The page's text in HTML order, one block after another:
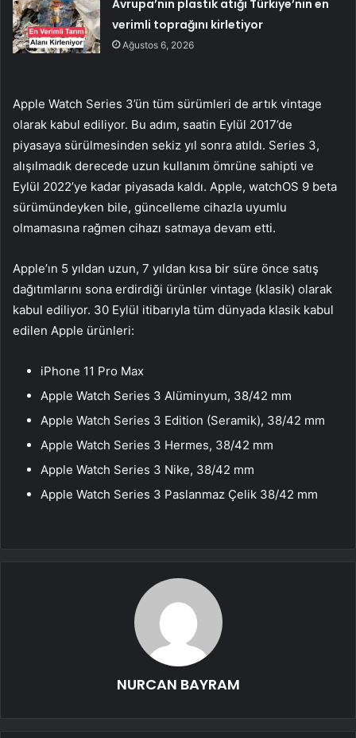
Avrupa’nın plastik atığı Türkiye’nin en
verimli toprağını kirletiyor
Ağustos 6, 2026
Apple Watch Series 3’ün tüm sürümleri de artık vintage
olarak kabul ediliyor. Bu adım, saatin Eylül 2017’de
piyasaya sürülmesinden sekiz yıl sonra atıldı. Series 3,
alışılmadık derecede uzun kullanım ömrüne sahipti ve
Eylül 2022’ye kadar piyasada kaldı. Apple, watchOS 9 beta
sürümündeyken bile, güncelleme cihazla uyumlu
olmamasına rağmen cihazı satmaya devam etti.
Apple’ın 5 yıldan uzun, 7 yıldan kısa bir süre önce satış
dağıtımlarını sona erdirdiği ürünler vintage (klasik) olarak
kabul ediliyor. 30 Eylül itibarıyla tüm dünyada klasik kabul
edilen Apple ürünleri:
iPhone 11 Pro Max
Apple Watch Series 3 Alüminyum, 38/42 mm
Apple Watch Series 3 Edition (Seramik), 38/42 mm
Apple Watch Series 3 Hermes, 38/42 mm
Apple Watch Series 3 Nike, 38/42 mm
Apple Watch Series 3 Paslanmaz Çelik 38/42 mm
NURCAN BAYRAM